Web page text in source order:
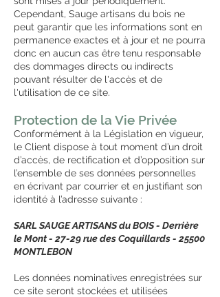
Cependant, Sauge artisans du bois ne
peut garantir que les informations sont en
permanence exactes et à jour et ne pourra
donc en aucun cas être tenu responsable
des dommages directs ou indirects
pouvant résulter de l'accès et de
l'utilisation de ce site.
Protection de la Vie Privée
Conformément à la Législation en vigueur,
le Client dispose à tout moment d’un droit
d’accès, de rectification et d’opposition sur
l’ensemble de ses données personnelles
en écrivant par courrier et en justifiant son
identité à l’adresse suivante :
SARL SAUGE ARTISANS du BOIS - Derrière
le Mont - 27-29 rue des Coquillards - 25500
MONTLEBON
Les données nominatives enregistrées sur
ce site seront stockées et utilisées